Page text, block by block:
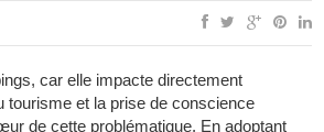
car elle impacte directement
tourisme et la prise de conscience
de cette problématique. En adoptant